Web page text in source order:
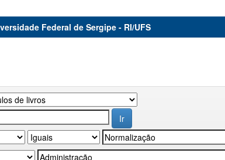
Federal de Sergipe - RI/UFS